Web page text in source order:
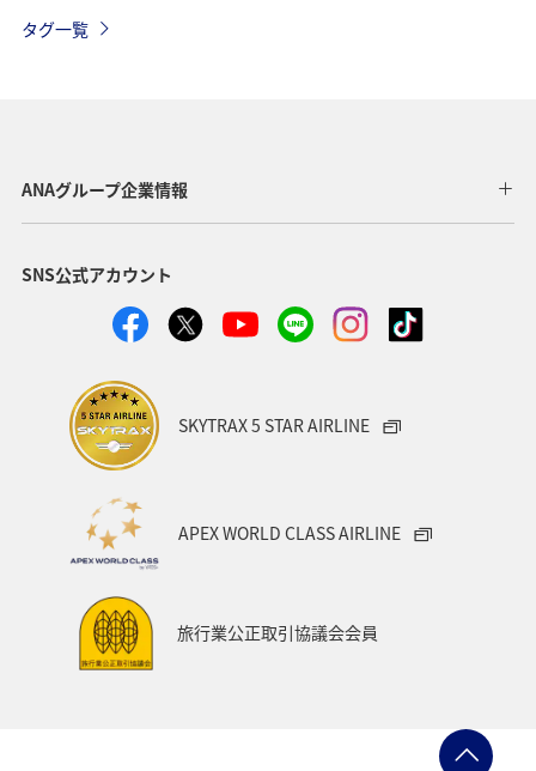
経由地および乗り継ぎ所要時間を追加する
復路出発日および時間帯
日付を選択
経由地および乗り継ぎ所要時間を追加する
1人
タグ一覧
ANAグループ企業情報
SNS公式アカウント
SKYTRAX 5 STAR AIRLINE
APEX WORLD CLASS AIRLINE
旅行業公正取引協議会会員